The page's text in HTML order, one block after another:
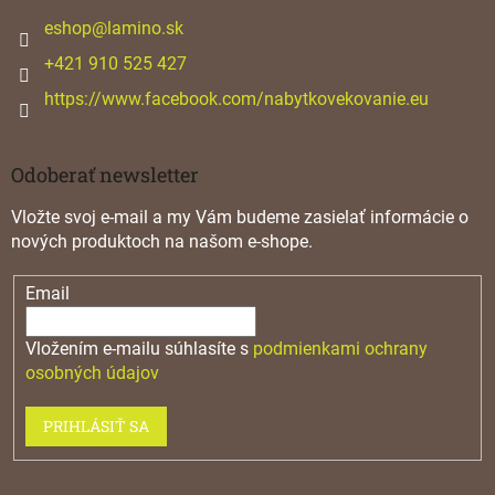
s
u
eshop@lamino.sk
+421 910 525 427
https://www.facebook.com/nabytkovekovanie.eu
Odoberať newsletter
Vložte svoj e-mail a my Vám budeme zasielať informácie o
nových produktoch na našom e-shope.
Email
Vložením e-mailu súhlasíte s podmienkami ochrany
osobných údajov
PRIHLÁSIŤ SA